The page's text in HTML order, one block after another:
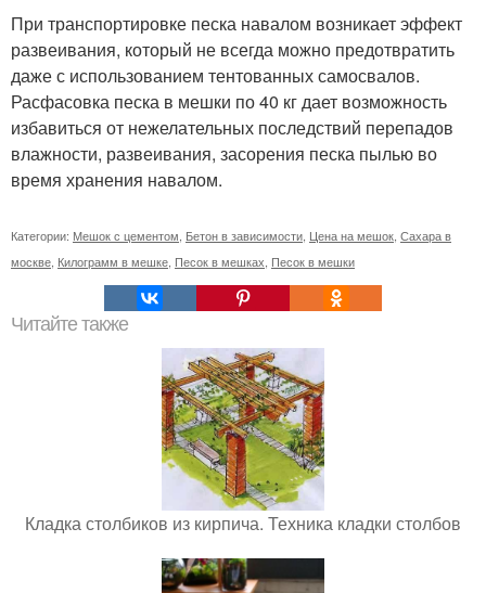
При транспортировке песка навалом возникает эффект
развеивания, который не всегда можно предотвратить
даже с использованием тентованных самосвалов.
Расфасовка песка в мешки по 40 кг дает возможность
избавиться от нежелательных последствий перепадов
влажности, развеивания, засорения песка пылью во
время хранения навалом.
Категории: Мешок с цементом Бетон в зависимости Цена на мешок Сахара в
москве Килограмм в мешке Песок в мешках Песок в мешки
Читайте также
Кладка столбиков из кирпича. Техника кладки столбов